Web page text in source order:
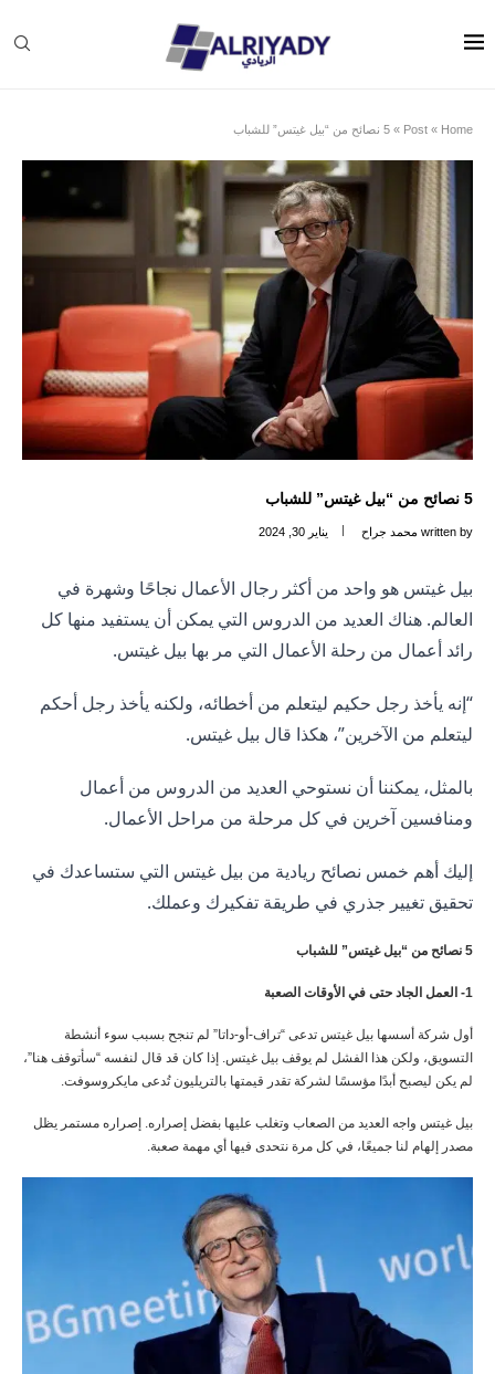
Home
»
Post
» 5 نصائح من “بيل غيتس” للشباب
5 نصائح من “بيل غيتس” للشباب
written by محمد جراح يناير 30, 2024
بيل غيتس هو واحد من أكثر رجال الأعمال نجاحًا وشهرة في
العالم. هناك العديد من الدروس التي يمكن أن يستفيد منها كل
رائد أعمال من رحلة الأعمال التي مر بها بيل غيتس.
“إنه يأخذ رجل حكيم ليتعلم من أخطائه، ولكنه يأخذ رجل أحكم
ليتعلم من الآخرين”، هكذا قال بيل غيتس.
بالمثل، يمكننا أن نستوحي العديد من الدروس من أعمال
ومنافسين آخرين في كل مرحلة من مراحل الأعمال.
إليك أهم خمس نصائح ريادية من بيل غيتس التي ستساعدك في
تحقيق تغيير جذري في طريقة تفكيرك وعملك.
5 نصائح من “بيل غيتس” للشباب
1- العمل الجاد حتى في الأوقات الصعبة
أول شركة أسسها بيل غيتس تدعى “تراف-أو-داتا” لم تنجح بسبب سوء أنشطة
التسويق، ولكن هذا الفشل لم يوقف بيل غيتس. إذا كان قد قال لنفسه “سأتوقف هنا”،
لم يكن ليصبح أبدًا مؤسسًا لشركة تقدر قيمتها بالتريليون تُدعى مايكروسوفت.
بيل غيتس واجه العديد من الصعاب وتغلب عليها بفضل إصراره. إصراره مستمر يظل
مصدر إلهام لنا جميعًا، في كل مرة نتحدى فيها أي مهمة صعبة.